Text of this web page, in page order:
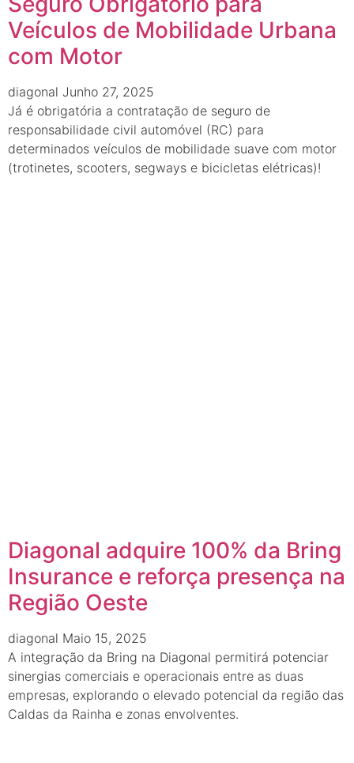
Veículos de Mobilidade Urbana
com Motor
diagonal Junho 27, 2025
Já é obrigatória a contratação de seguro de
responsabilidade civil automóvel (RC) para
determinados veículos de mobilidade suave com motor
(trotinetes, scooters, segways e bicicletas elétricas)!
Diagonal adquire 100% da Bring
Insurance e reforça presença na
Região Oeste
diagonal Maio 15, 2025
A integração da Bring na Diagonal permitirá potenciar
sinergias comerciais e operacionais entre as duas
empresas, explorando o elevado potencial da região das
Caldas da Rainha e zonas envolventes.